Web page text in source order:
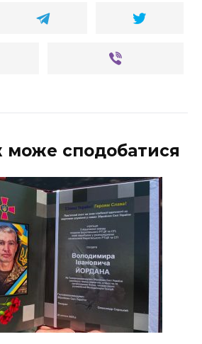
може сподобатися